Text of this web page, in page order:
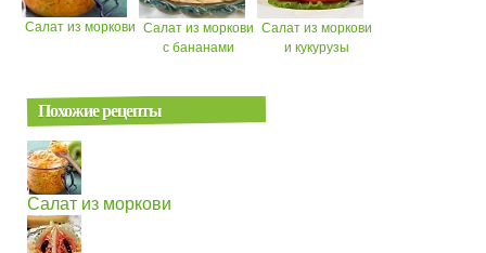
Салат из моркови Салат из моркови
с бананами
Салат из моркови
и кукурузы
Похожие рецепты
Салат из моркови